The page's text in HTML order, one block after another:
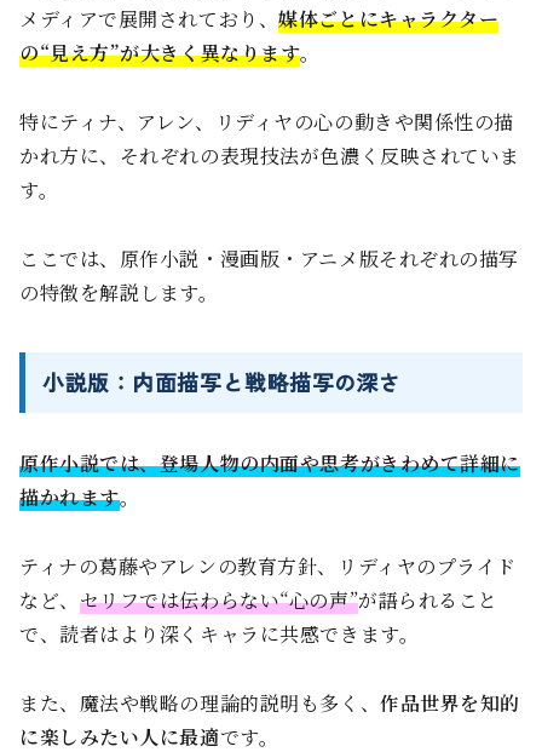
メディアで展開されており、媒体ごとにキャラクター
の“見え方”が大きく異なります。
特にティナ、アレン、リディヤの心の動きや関係性の描
かれ方に、それぞれの表現技法が色濃く反映されていま
す。
ここでは、原作小説・漫画版・アニメ版それぞれの描写
の特徴を解説します。
小説版：内面描写と戦略描写の深さ
原作小説では、登場人物の内面や思考がきわめて詳細に
描かれます。
ティナの葛藤やアレンの教育方針、リディヤのプライド
など、 セリフでは伝わらない“心の声”が語られること
で、読者はより深くキャラに共感できます。
また、魔法や戦略の理論的説明も多く、作品世界を知的
に楽しみたい人に最適です。